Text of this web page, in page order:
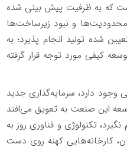
که به ظرفیت پیش بینی شده
رسیده اما؛ محدودیت‌ها و نبود زیرساخت‌ها
شده تولید انجام پذیرد؛ به
کیفی مورد توجه قرار گرفته
خالی وجود دارد، سرمایه‌گذاری جدید
این صنعت به تعویق می‌افتد
تکنولوژی و فناوری روز به
کارخانه‌هایی کهنه روی دست